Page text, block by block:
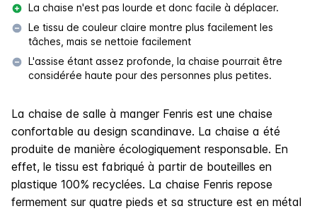
La chaise n'est pas lourde et donc facile à déplacer.
Le tissu de couleur claire montre plus facilement les
tâches, mais se nettoie facilement
L'assise étant assez profonde, la chaise pourrait être
considérée haute pour des personnes plus petites.
La chaise de salle à manger Fenris est une chaise
confortable au design scandinave. La chaise a été
produite de manière écologiquement responsable. En
effet, le tissu est fabriqué à partir de bouteilles en
plastique 100% recyclées. La chaise Fenris repose
fermement sur quatre pieds et sa structure est en métal